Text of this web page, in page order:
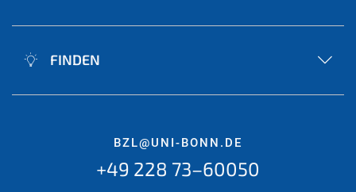
FINDEN
BZL@UNI-BONN.DE
+49 228 73–60050